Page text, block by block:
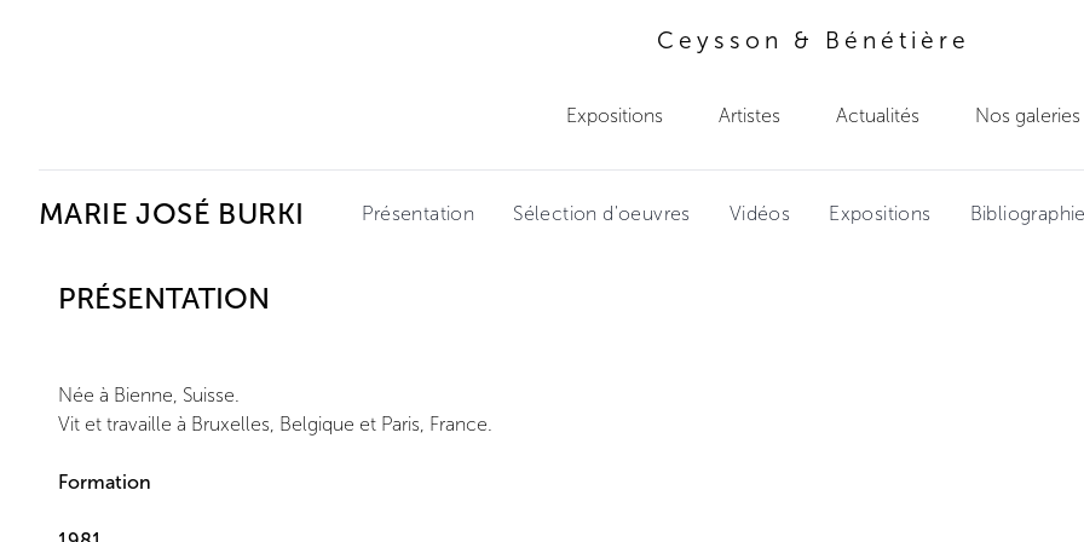
Ceysson & Bénétière
Expositions Artistes Actualités Nos galeries
MARIE JOSÉ BURKI Présentation Sélection d'oeuvres Vidéos Expositions Bibliographie
PRÉSENTATION
Née à Bienne, Suisse.
Vit et travaille à Bruxelles, Belgique et Paris, France.
Formation